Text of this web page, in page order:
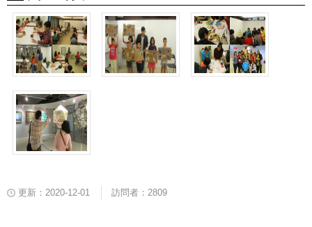
更新：2020-12-01 訪問者：2809